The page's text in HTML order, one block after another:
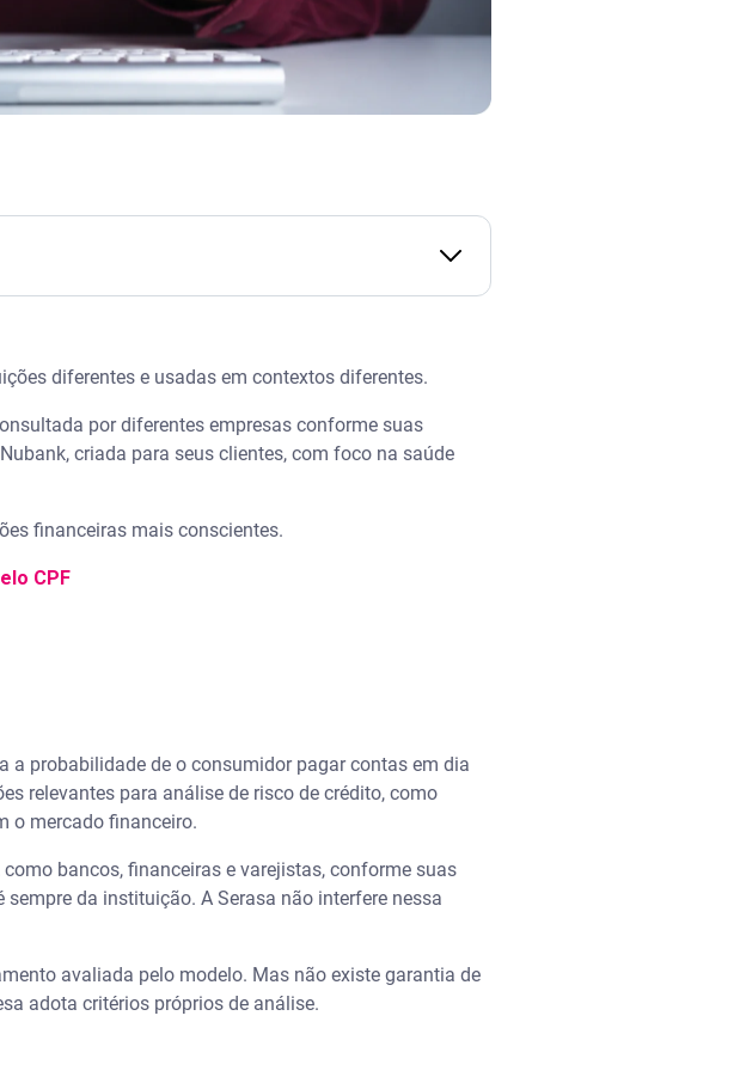
diferentes e usadas em contextos diferentes.
por diferentes empresas conforme suas
criada para seus clientes, com foco na saúde
financeiras mais conscientes.
CPF
a probabilidade de o consumidor pagar contas em dia
relevantes para análise de risco de crédito, como
o mercado financeiro.
bancos, financeiras e varejistas, conforme suas
da instituição. A Serasa não interfere nessa
avaliada pelo modelo. Mas não existe garantia de
adota critérios próprios de análise.